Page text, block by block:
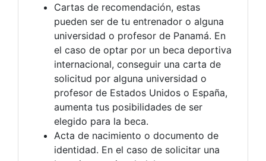
Cartas de recomendación, estas
pueden ser de tu entrenador o alguna
universidad o profesor de Panamá. En
el caso de optar por un beca deportiva
internacional, conseguir una carta de
solicitud por alguna universidad o
profesor de Estados Unidos o España,
aumenta tus posibilidades de ser
elegido para la beca.
Acta de nacimiento o documento de
identidad. En el caso de solicitar una